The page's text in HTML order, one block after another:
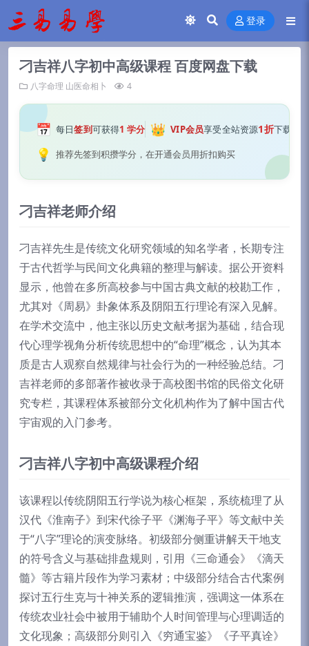
登录
刁吉祥八字初中高级课程 百度网盘下载
八字命理 山医命相卜 4
📅 每日签到可获得1 学分 👑 VIP会员享受全站资源1折下载
💡 推荐先签到积攒学分，在开通会员用折扣购买
刁吉祥老师介绍
刁吉祥先生是传统文化研究领域的知名学者，长期专注
于古代哲学与民间文化典籍的整理与解读。据公开资料
显示，他曾在多所高校参与中国古典文献的校勘工作，
尤其对《周易》卦象体系及阴阳五行理论有深入见解。
在学术交流中，他主张以历史文献考据为基础，结合现
代心理学视角分析传统思想中的“命理”概念，认为其本
质是古人观察自然规律与社会行为的一种经验总结。刁
吉祥老师的多部著作被收录于高校图书馆的民俗文化研
究专栏，其课程体系被部分文化机构作为了解中国古代
宇宙观的入门参考。
刁吉祥八字初中高级课程介绍
该课程以传统阴阳五行学说为核心框架，系统梳理了从
汉代《淮南子》到宋代徐子平《渊海子平》等文献中关
于“八字”理论的演变脉络。初级部分侧重讲解天干地支
的符号含义与基础排盘规则，引用《三命通会》《滴天
髓》等古籍片段作为学习素材；中级部分结合古代案例
探讨五行生克与十神关系的逻辑推演，强调这一体系在
传统农业社会中被用于辅助个人时间管理与心理调适的
文化现象；高级部分则引入《穷通宝鉴》《子平真诠》